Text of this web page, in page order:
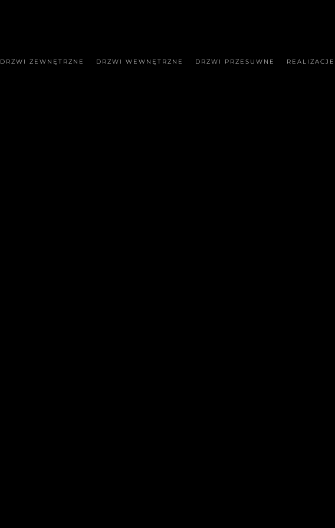
DRZWI ZEWNĘTRZNE DRZWI WEWNĘTRZNE DRZWI PRZESUWNE REALIZACJE